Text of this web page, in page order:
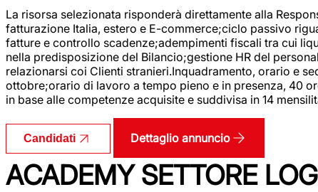
La risorsa selezionata risponderà direttamente alla
fatturazione Italia, estero e E-commerce;ciclo passivo
fatture e controllo scadenze;adempimenti fiscali tra cui
nella predisposizione del Bilancio;gestione HR del
relazionarsi coi Clienti stranieri.Inquadramento, orario e
ottobre;orario di lavoro a tempo pieno e in presenza, 40
in base alle competenze acquisite e suddivisa in 14
Candidati Dettaglio annuncio
ACADEMY SETTORE